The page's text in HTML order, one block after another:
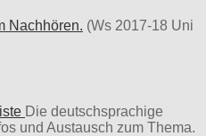
Nachhören. (Ws 2017-18 Uni
Die deutschsprachige
und Austausch zum Thema.